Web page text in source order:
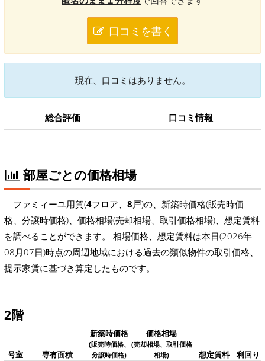
口コミを書く
現在、口コミはありません。
総合評価 口コミ情報
部屋ごとの価格相場
ファミィーユ用賀(4フロア、 8戸)の、新築時価格(販売時価
格、分譲時価格)、価格相場(売却相場、取引価格相場)、想定賃料
を調べることができます。 相場価格、想定賃料は本日(2026年
08月07日)時点の周辺地域における過去の類似物件の取引価格、
提示家賃に基づき算定したものです。
2階
号室 専有面積
新築時価格
(販売時価格、
分譲時価格)
価格相場
(売却相場、取引価格
相場)
想定賃料 利回り